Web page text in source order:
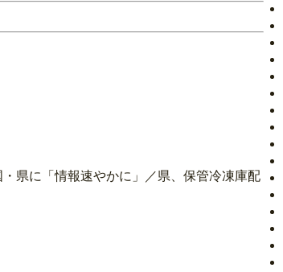
県に「情報速やかに」／県、保管冷凍庫配